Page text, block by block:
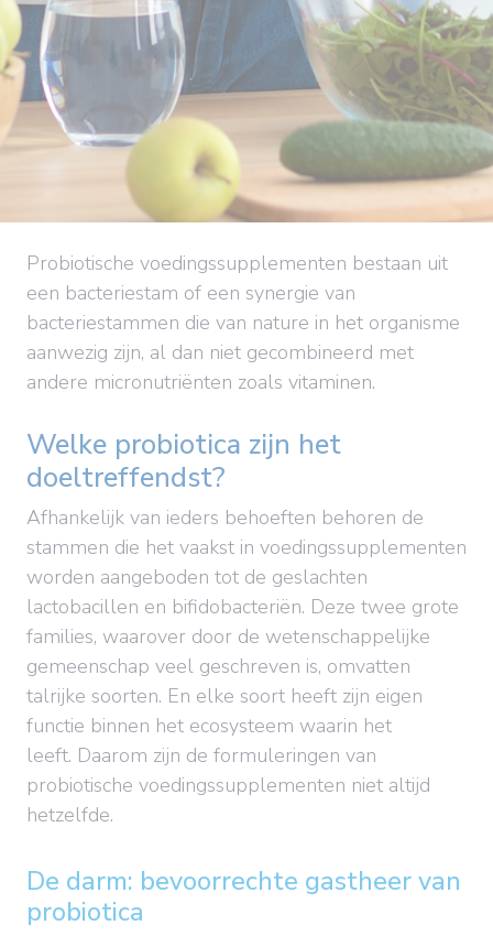
Probiotische voedingssupplementen bestaan uit
een bacteriestam of een synergie van
bacteriestammen die van nature in het organisme
aanwezig zijn, al dan niet gecombineerd met
andere micronutriënten zoals vitaminen.
Welke probiotica zijn het
doeltreffendst?
Afhankelijk van ieders behoeften behoren de
stammen die het vaakst in voedingssupplementen
worden aangeboden tot de geslachten
lactobacillen en bifidobacteriën. Deze twee grote
families, waarover door de wetenschappelijke
gemeenschap veel geschreven is, omvatten
talrijke soorten. En elke soort heeft zijn eigen
functie binnen het ecosysteem waarin het
leeft. Daarom zijn de formuleringen van
probiotische voedingssupplementen niet altijd
hetzelfde.
De darm: bevoorrechte gastheer van
probiotica